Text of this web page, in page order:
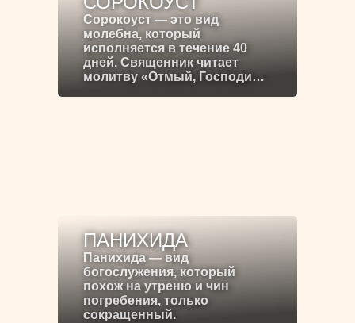
Сорокоуст — это вид
молебна, который
исполняется в течение 40
дней. Священник читает
молитву «Отмый, Господи…
ПАНИХИДА
Панихида — вид
богослужения, который
похож на утреню и чин
погребения, только
сокращенный.